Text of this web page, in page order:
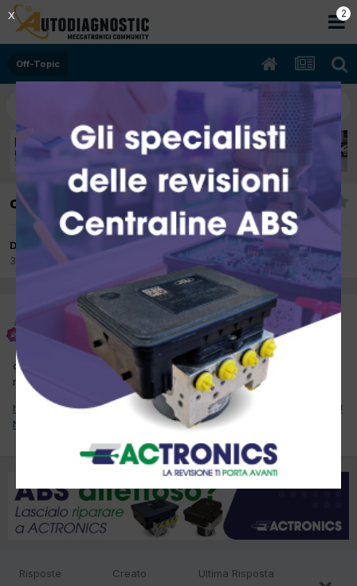
Off-Topic
chi vuole aderire?
Da zerosei
31 Gennaio 2013
zerosei
Inviato 31 Gennaio 2013
chi vuole aderire ? potrebbe essere un'idea per far capire ai
nostri politici che ci siamo rotti le scatole
:angry:
http://ispace.altervista.org/MODULO_PER_DIVENTARE_EXTRACOMU
NITARIO.htm
Risposte Creato Ultima Risposta
2
X